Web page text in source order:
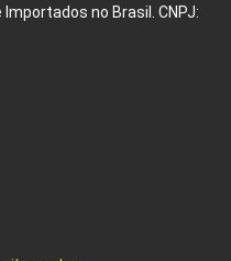
no Brasil. CNPJ: